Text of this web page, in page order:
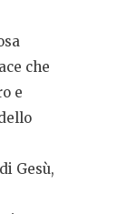
che
e
Gesù,